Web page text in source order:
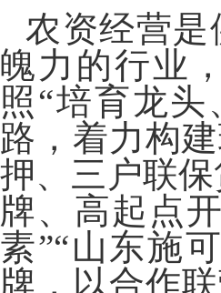
农资经营
魄力的行业
照“培育龙
路，着力构
押、三户联
牌、高起点
素”“山东施
牌，以合作